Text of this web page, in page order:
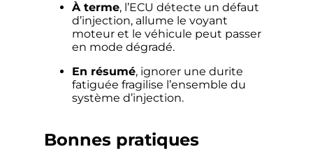
À terme, l’ECU détecte un défaut
d’injection, allume le voyant
moteur et le véhicule peut passer
en mode dégradé.
En résumé, ignorer une durite
fatiguée fragilise l’ensemble du
système d’injection.
Bonnes pratiques